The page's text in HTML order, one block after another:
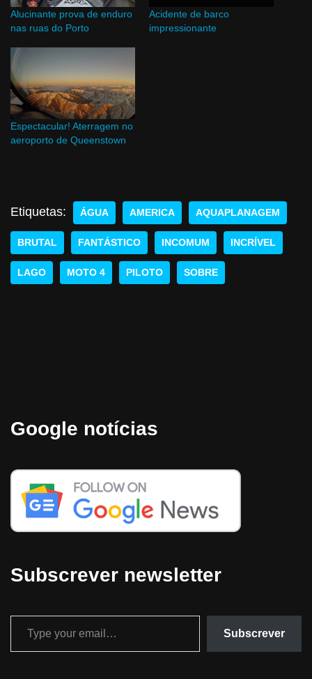
Alucinante prova de enduro
nas ruas do Porto
Acidente de barco
impressionante
Espectacular! Aterragem no
aeroporto de Queenstown
Etiquetas: ÁGUA AMERICA AQUAPLANAGEM
BRUTAL FANTÁSTICO INCOMUM INCRÍVEL
LAGO MOTO 4 PILOTO SOBRE
Google notícias
Subscrever newsletter
Subscrever